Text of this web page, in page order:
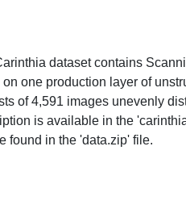
dataset contains
on one production layer of
of 4,591 images unevenly
is available in the
found in the 'data.zip' file.